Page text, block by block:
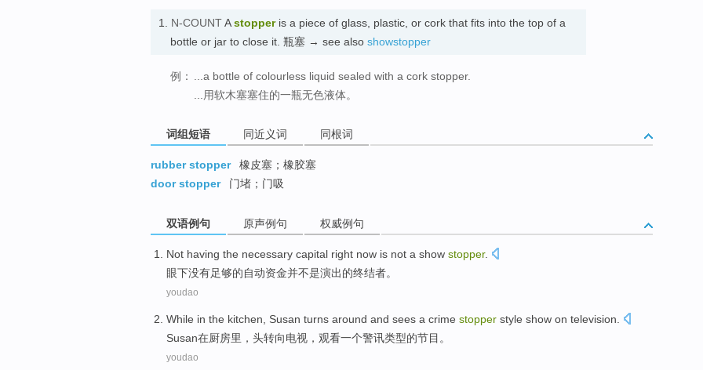
1. N-COUNTAstopperis a piece of glass, plastic, or cork that fits into the top of a
bottle or jar to close it. 瓶塞 → see also showstopper
例：
...a bottle of colourless liquid sealed with a cork stopper.
...用软木塞塞住的一瓶无色液体。
词组短语 同近义词 同根词
rubber stopper
橡皮塞；橡胶塞
door stopper
门堵；门吸
双语例句 原声例句 权威例句
Not having the necessary capital right now is not a show stopper.
眼下没有足够的自动资金并不是演出的终结者。
youdao
While in the kitchen Susan turns around and sees a crime stopper style show on television
Susan在厨房里，头转向电视， 观看一个警讯类型的节目。
youdao